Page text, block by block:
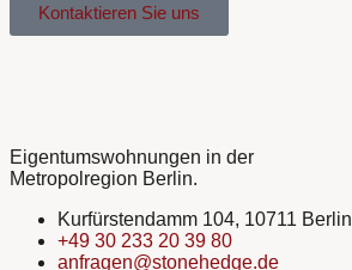
Kontaktieren Sie uns
Eigentumswohnungen in der
Metropolregion Berlin.
Kurfürstendamm 104, 10711 Berlin
+49 30 233 20 39 80
anfragen@stonehedge.de